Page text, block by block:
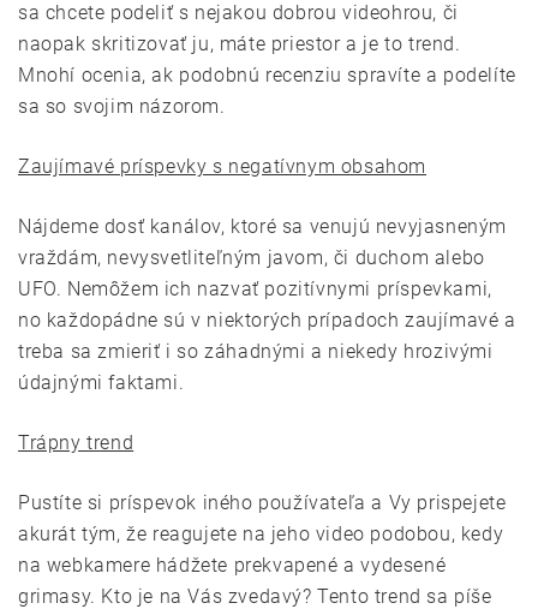
sa chcete podeliť s nejakou dobrou videohrou, či
naopak skritizovať ju, máte priestor a je to trend.
Mnohí ocenia, ak podobnú recenziu spravíte a podelíte
sa so svojim názorom.
Zaujímavé príspevky s negatívnym obsahom
Nájdeme dosť kanálov, ktoré sa venujú nevyjasneným
vraždám, nevysvetliteľným javom, či duchom alebo
UFO. Nemôžem ich nazvať pozitívnymi príspevkami,
no každopádne sú v niektorých prípadoch zaujímavé a
treba sa zmieriť i so záhadnými a niekedy hrozivými
údajnými faktami.
Trápny trend
Pustíte si príspevok iného používateľa a Vy prispejete
akurát tým, že reagujete na jeho video podobou, kedy
na webkamere hádžete prekvapené a vydesené
grimasy. Kto je na Vás zvedavý? Tento trend sa píše